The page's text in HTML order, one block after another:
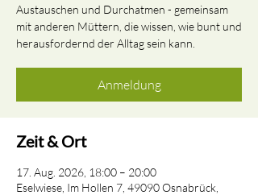
Austauschen und Durchatmen - gemeinsam
mit anderen Müttern, die wissen, wie bunt und
herausfordernd der Alltag sein kann.
Anmeldung
Zeit & Ort
17. Aug. 2026, 18:00 – 20:00
Eselwiese, Im Hollen 7, 49090 Osnabrück,